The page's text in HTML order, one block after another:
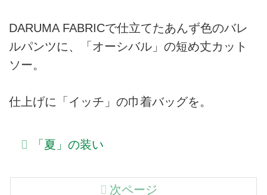
DARUMA FABRICで仕立てたあんず色のバレ
ルパンツに、「オーシバル」の短め丈カット
ソー。
仕上げに「イッチ」の巾着バッグを。
「夏」の装い
次ページ